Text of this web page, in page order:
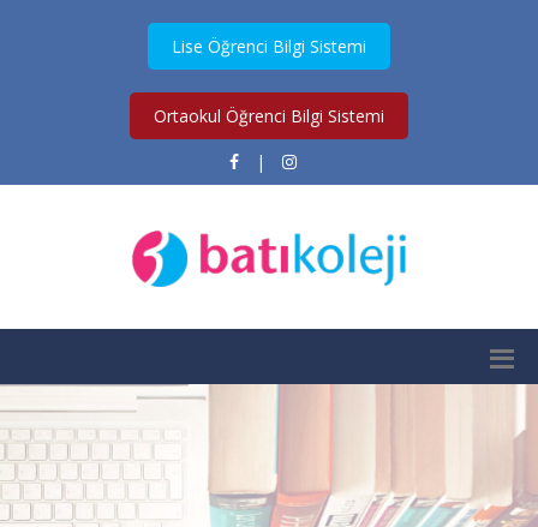
Lise Öğrenci Bilgi Sistemi
Ortaokul Öğrenci Bilgi Sistemi
|